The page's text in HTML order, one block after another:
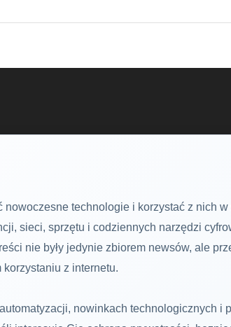
technologie i korzystać z nich
sieci, sprzętu i codziennych narzędzi
nie były jedynie zbiorem newsów, ale
z internetu.
nowinkach technologicznych i